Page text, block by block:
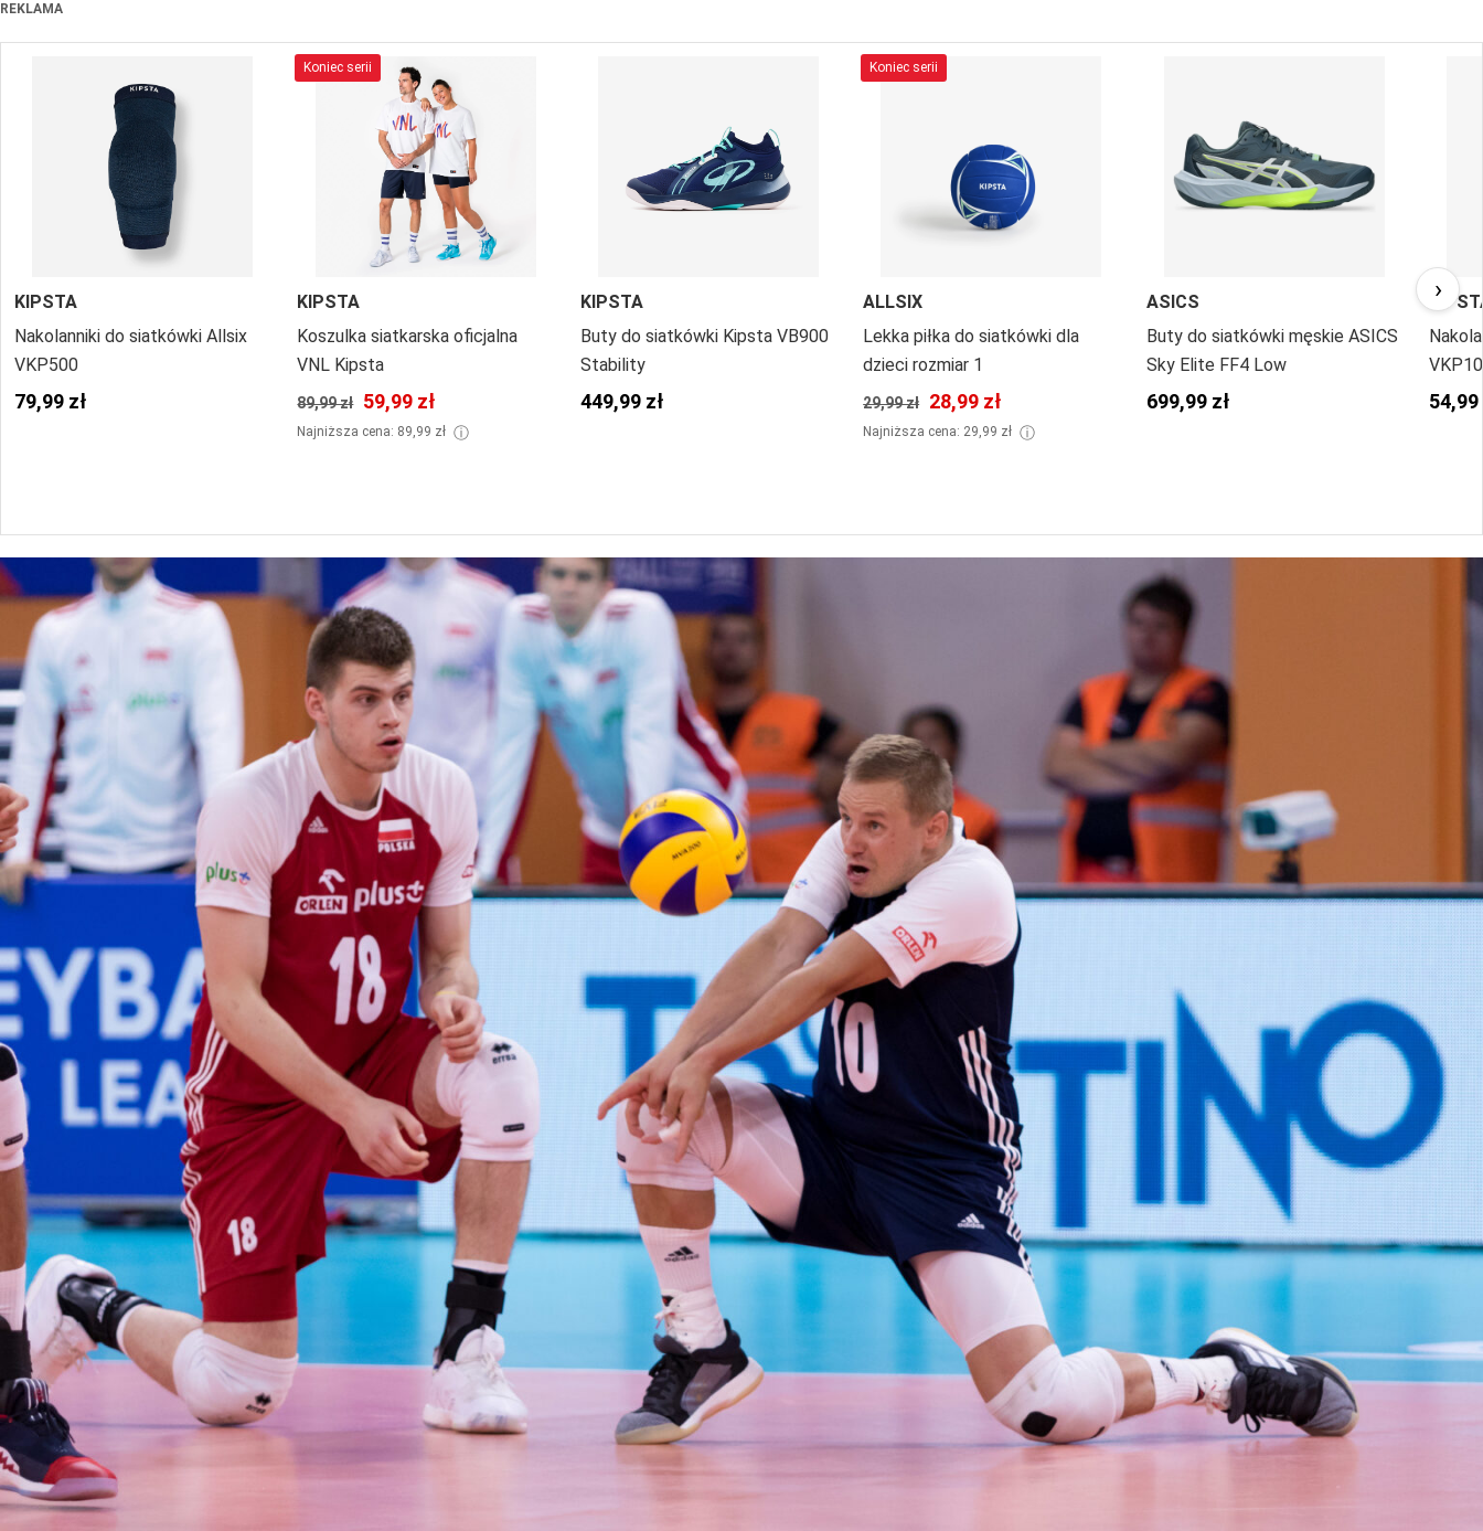
REKLAMA
KIPSTA
Nakolanniki do siatkówki Allsix
VKP500
79,99 zł
Koniec serii
KIPSTA
Koszulka siatkarska oficjalna
VNL Kipsta
89,99 zł 59,99 zł
Najniższa cena: 89,99 zł ⓘ
KIPSTA
Buty do siatkówki Kipsta VB900
Stability
449,99 zł
Koniec serii
ALLSIX
Lekka piłka do siatkówki dla
dzieci rozmiar 1
29,99 zł 28,99 zł
Najniższa cena: 29,99 zł ⓘ
ASICS
Buty do siatkówki męskie ASICS
Sky Elite FF4 Low
699,99 zł 54,99
›